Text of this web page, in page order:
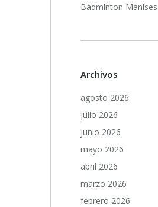
Bádminton Manises
Archivos
agosto 2026
julio 2026
junio 2026
mayo 2026
abril 2026
marzo 2026
febrero 2026